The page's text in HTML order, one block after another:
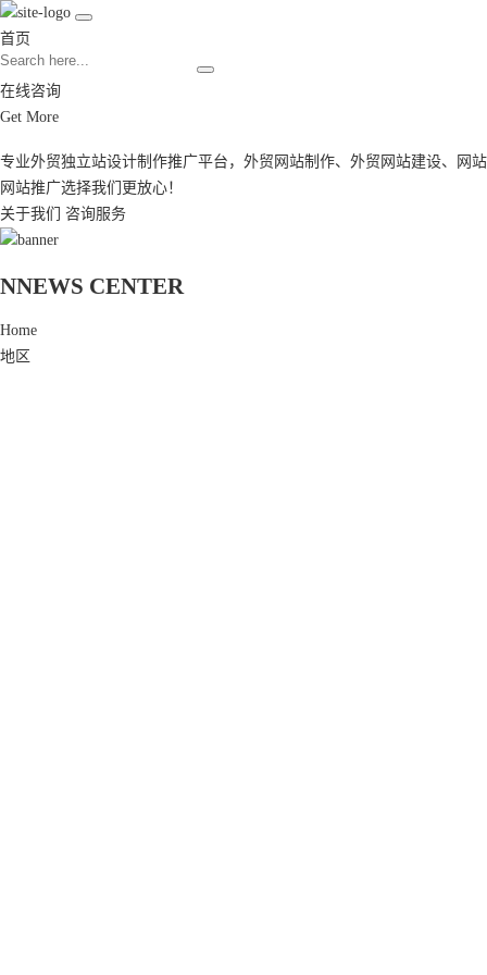
首页
在线咨询
Get More
专业外贸独立站设计制作推广平台， 外贸网站制作、 外贸网站建设、
网站
网站推广选择我们更放心！
关于我们
咨询服务
NNEWS CENTER
Home
地区